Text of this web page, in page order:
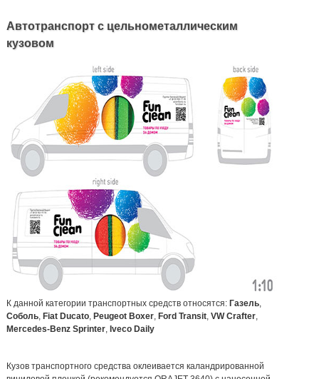
Автотранспорт с цельнометаллическим
кузовом
К данной категории транспортных средств относятся: Газель,
Соболь, Fiat Ducato, Peugeot Boxer, Ford Transit, VW Crafter,
Mercedes-Benz Sprinter, Iveco Daily
Кузов транспортного средства оклеивается каландрированной